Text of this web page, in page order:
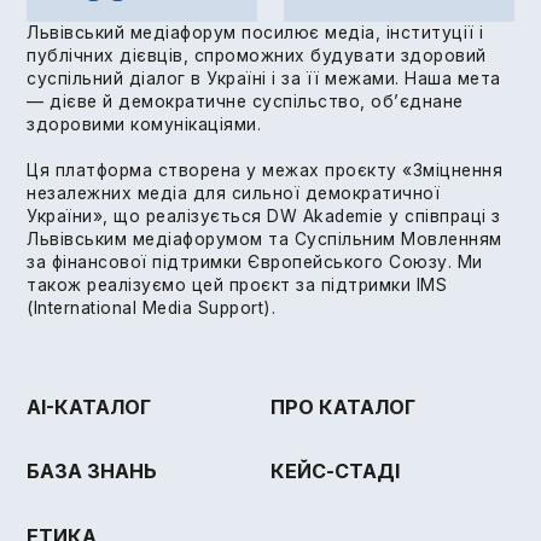
Львівський медіафорум посилює медіа, інституції і
публічних дієвців, спроможних будувати здоровий
суспільний діалог в Україні і за її межами. Наша мета
— дієве й демократичне суспільство, об’єднане
здоровими комунікаціями.
Ця платформа створена у межах проєкту «Зміцнення
незалежних медіа для сильної демократичної
України», що реалізується DW Akademie у співпраці з
Львівським медіафорумом та Суспільним Мовленням
за фінансової підтримки Європейського Союзу. Ми
також реалізуємо цей проєкт за підтримки IMS
(International Media Support).
AI-КАТАЛОГ ПРО КАТАЛОГ
БАЗА ЗНАНЬ КЕЙС-СТАДІ